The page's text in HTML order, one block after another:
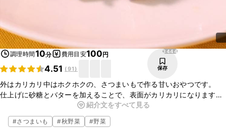
調理時間10分 費用目安100円
4.51 (91)
3444
保存
外はカリカリ中はホクホクの、さつまいもで作る甘いおやつです。
仕上げに砂糖とバターを加えることで、表面がカリカリになります。
甘みとコクがくせになる！
とても手軽に作れる、お子様のおやつに喜ばれるオススメのレシピで
す。
紹介文をすべて見る
#さつまいも #秋野菜 #野菜